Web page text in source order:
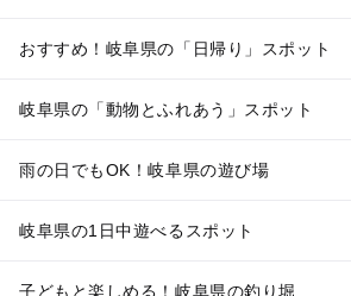
おすすめ！岐阜県の「日帰り」スポット
岐阜県の「動物とふれあう」スポット
雨の日でもOK！岐阜県の遊び場
岐阜県の1日中遊べるスポット
子どもと楽しめる！岐阜県の釣り堀